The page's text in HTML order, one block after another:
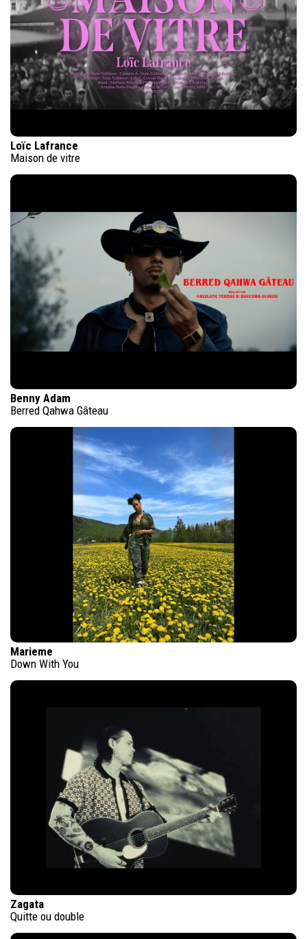
Loïc Lafrance
Maison de vitre
Benny Adam
Berred Qahwa Gâteau
Marieme
Down With You
Zagata
Quitte ou double